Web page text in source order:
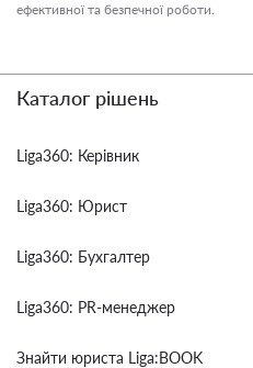
ефективної та безпечної роботи.
Каталог рішень
Liga360: Керівник
Liga360: Юрист
Liga360: Бухгалтер
Liga360: PR-менеджер
Знайти юриста Liga:BOOK